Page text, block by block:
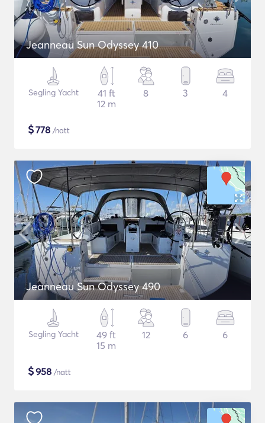
Jeanneau Sun Odyssey 410
Segling Yacht
41 ft
12 m
8 3 4
$778 /natt
Jeanneau Sun Odyssey 490
Segling Yacht
49 ft
15 m
12 6 6
$958 /natt